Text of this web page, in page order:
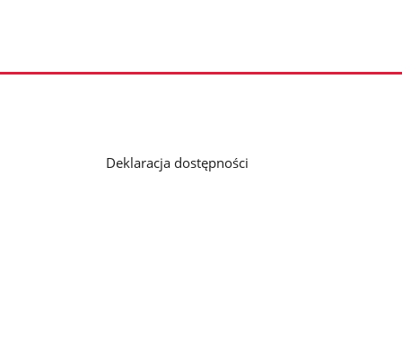
Deklaracja dostępności